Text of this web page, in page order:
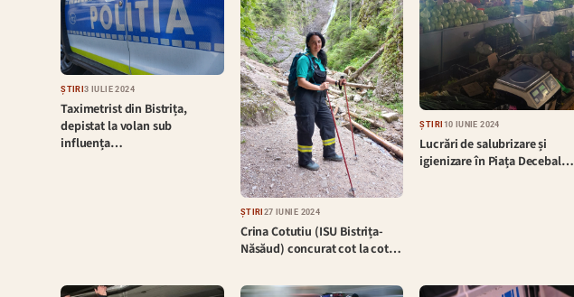
ȘTIRI3 IULIE 2024
Taximetrist din Bistrița,
depistat la volan sub
influența…
ȘTIRI 27 IUNIE 2024
Crina Cotutiu (ISU Bistrița-
Năsăud) concurat cot la cot…
ȘTIRI 10 IUNIE 2024
Lucrări de salubrizare și
igienizare în Piața Decebal…